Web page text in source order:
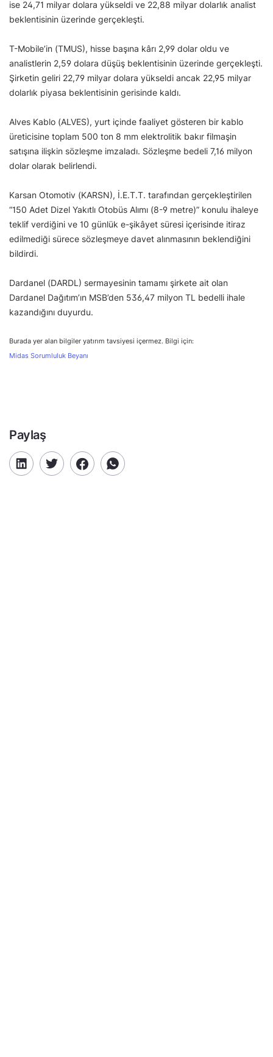
ise 24,71 milyar dolara yükseldi ve 22,88 milyar dolarlık analist
beklentisinin üzerinde gerçekleşti.
T-Mobile’in (TMUS), hisse başına kârı 2,99 dolar oldu ve
analistlerin 2,59 dolara düşüş beklentisinin üzerinde gerçekleşti.
Şirketin geliri 22,79 milyar dolara yükseldi ancak 22,95 milyar
dolarlık piyasa beklentisinin gerisinde kaldı.
Alves Kablo (ALVES), yurt içinde faaliyet gösteren bir kablo
üreticisine toplam 500 ton 8 mm elektrolitik bakır filmaşin
satışına ilişkin sözleşme imzaladı. Sözleşme bedeli 7,16 milyon
dolar olarak belirlendi.
Karsan Otomotiv (KARSN), İ.E.T.T. tarafından gerçekleştirilen
“150 Adet Dizel Yakıtlı Otobüs Alımı (8-9 metre)” konulu ihaleye
teklif verdiğini ve 10 günlük e-şikâyet süresi içerisinde itiraz
edilmediği sürece sözleşmeye davet alınmasının beklendiğini
bildirdi.
Dardanel (DARDL) sermayesinin tamamı şirkete ait olan
Dardanel Dağıtım’ın MSB’den 536,47 milyon TL bedelli ihale
kazandığını duyurdu.
Burada yer alan bilgiler yatırım tavsiyesi içermez. Bilgi için:
Midas Sorumluluk Beyanı
Paylaş